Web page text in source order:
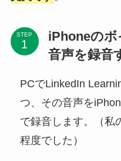
STEP
iPhoneのボ
音声を録音
PCでLinkedIn
つ、その音声を
で録音します。（私
程度でした）